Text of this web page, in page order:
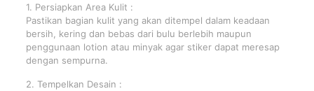
1. Persiapkan Area Kulit :
Pastikan bagian kulit yang akan ditempel dalam keadaan
bersih, kering dan bebas dari bulu berlebih maupun
penggunaan lotion atau minyak agar stiker dapat meresap
dengan sempurna.
2. Tempelkan Desain :